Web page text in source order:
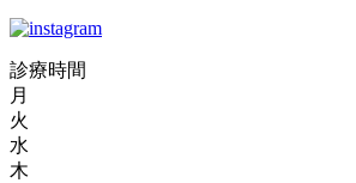
診療時間
月
火
水
木